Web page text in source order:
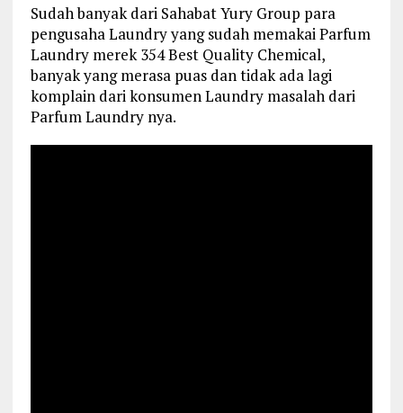
Sudah banyak dari Sahabat Yury Group para
pengusaha Laundry yang sudah memakai Parfum
Laundry merek 354 Best Quality Chemical,
banyak yang merasa puas dan tidak ada lagi
komplain dari konsumen Laundry masalah dari
Parfum Laundry nya.